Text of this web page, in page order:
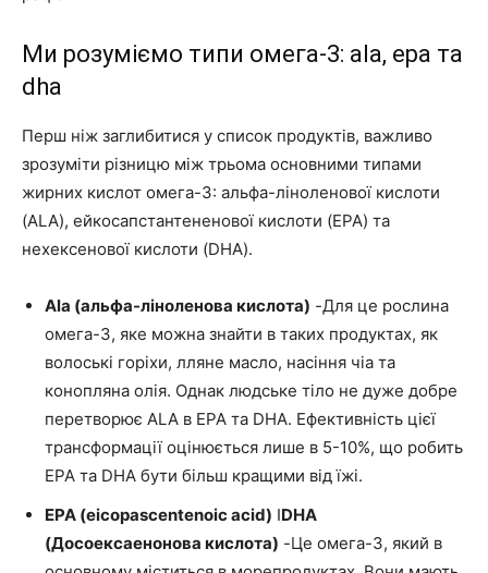
Ми розуміємо типи омега-3: ala, epa та
dha
Перш ніж заглибитися у список продуктів, важливо
зрозуміти різницю між трьома основними типами
жирних кислот омега-3: альфа-ліноленової кислоти
(ALA), ейкосапстантененової кислоти (EPA) та
нехексенової кислоти (DHA).
Ala (альфа-ліноленова кислота) -Для це рослина
омега-3, яке можна знайти в таких продуктах, як
волоські горіхи, лляне масло, насіння чіа та
конопляна олія. Однак людське тіло не дуже добре
перетворює ALA в EPA та DHA. Ефективність цієї
трансформації оцінюється лише в 5-10%, що робить
EPA та DHA бути більш кращими від їжі.
EPA (eicopascentenoic acid) ІDHA
(Досоексаенонова кислота) -Це омега-3, який в